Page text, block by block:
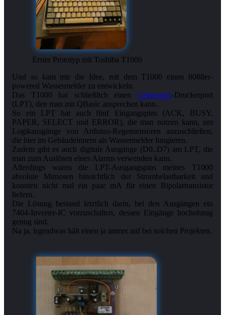
Erster Prototyp mit Toshiba T1000
Und so kam mir die Idee, mit dem T1000 einen 8088er-
powered Wassermelder zu entwickeln.
Das T1000 hat schließlich einen Centronics-Druckerport
(LPT), den man mit QBasic ansprechen kann.
So ein LPT hat auch fünf Eingangspins (ACK, BUSY,
PAPER, SELECT und ERROR), die man nutzen kann, um
Logikausgänge von Arduino-Regensensoren anzuschließen,
die hier im Gebäudeinnern als Wassermelder fungieren.
Zudem gibt es auch digitale Ausgänge (D0..D7) am LPT, die
man zum Auslösen eines Alarms verwenden kann.
Allerdings waren die LPT-Ausgangspins meines T1000
absolute Mimosen hinsichtlich der Strombelastbarkeit und
konnten nicht mal ein paar mA für einen Bipolartransistor
liefern.
Die Lösung bestand letztlich darin, bei den Ausgängen ein
7404-Inverter-IC vorzuschalten, dessen Eingänge hochohmig
genug sind.
Na ja, irgendwas hält einen ja immer auf bei solchen Projekten.